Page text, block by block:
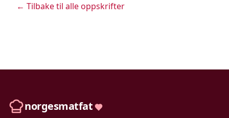
← Tilbake til alle oppskrifter
norgesmatfat